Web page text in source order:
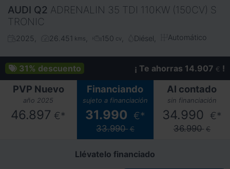
AUDI Q2 ADRENALIN 35 TDI 110KW (150CV) S
TRONIC
2025 26.451 kms 150 cv Diésel Automático
31% descuento ¡ Te ahorras 14.907 € !
PVP Nuevo
año 2025
46.897 €*
Financiando
sujeto a financiación
31.990 €*
33.990 €
Al contado
sin financiación
34.990 €*
36.990 €
Llévatelo financiado